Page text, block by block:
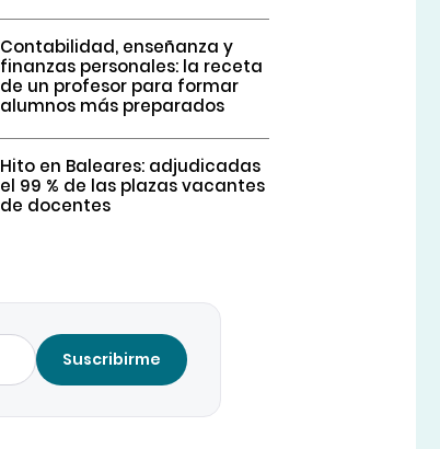
Contabilidad, enseñanza y
finanzas personales: la receta
de un profesor para formar
alumnos más preparados
Hito en Baleares: adjudicadas
el 99 % de las plazas vacantes
de docentes
Suscribirme